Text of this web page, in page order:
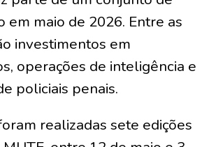
em maio de 2026. Entre as
investimentos em
operações de inteligência e
policiais penais.
realizadas sete edições